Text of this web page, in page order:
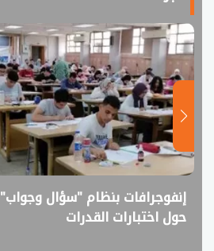
إنفوجرافات بنظام "سؤال وجواب"
حول اختبارات القدرات